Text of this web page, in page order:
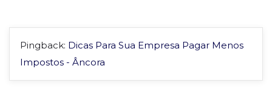
Pingback: Dicas Para Sua Empresa Pagar Menos
Impostos - Âncora